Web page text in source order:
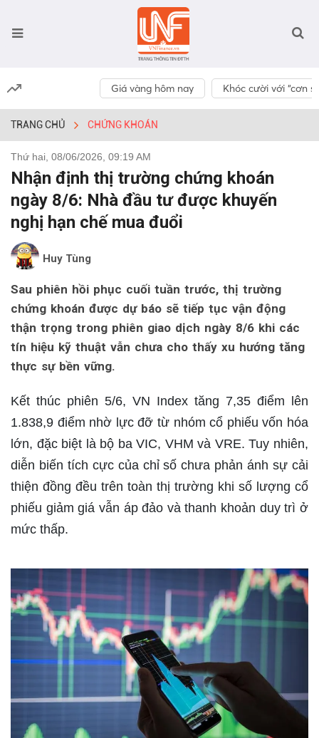
Giá vàng hôm nay Khóc cười với “cơn
TRANG CHỦ CHỨNG KHOÁN
Thứ hai, 08/06/2026, 09:19 AM
Nhận định thị trường chứng khoán
ngày 8/6: Nhà đầu tư được khuyến
nghị hạn chế mua đuổi
Huy Tùng
Sau phiên hồi phục cuối tuần trước, thị trường
chứng khoán được dự báo sẽ tiếp tục vận động
thận trọng trong phiên giao dịch ngày 8/6 khi các
tín hiệu kỹ thuật vẫn chưa cho thấy xu hướng tăng
thực sự bền vững.
Kết thúc phiên 5/6, VN Index tăng 7,35 điểm lên
1.838,9 điểm nhờ lực đỡ từ nhóm cổ phiếu vốn hóa
lớn, đặc biệt là bộ ba VIC, VHM và VRE. Tuy nhiên,
diễn biến tích cực của chỉ số chưa phản ánh sự cải
thiện đồng đều trên toàn thị trường khi số lượng cổ
phiếu giảm giá vẫn áp đảo và thanh khoản duy trì ở
mức thấp.